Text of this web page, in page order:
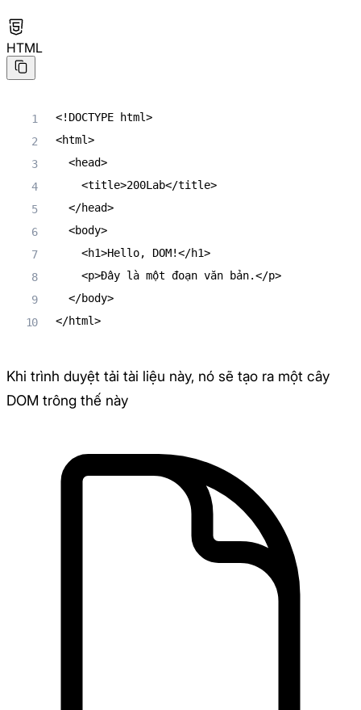
HTML
<! DOCTYPE html>
<html>
<head>
<title>200Lab</title>
</head>
<body>
<h1>Hello, DOM!</h1>
<p>Đây là một đoạn văn bản.</p>
</body>
</html>
Khi trình duyệt tải tài liệu này, nó sẽ tạo ra một cây
DOM trông thế này